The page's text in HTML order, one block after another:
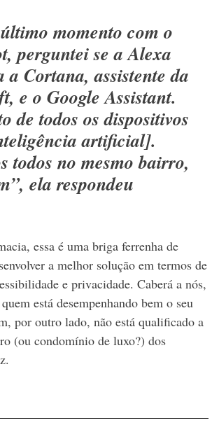
momento com o
perguntei se a Alexa
a Cortana, assistente da
e o Google Assistant.
de todos os dispositivos
artificial].
todos no mesmo bairro,
ela respondeu
essa é uma briga ferrenha de
a melhor solução em termos de
e privacidade. Caberá a nós,
está desempenhando bem o seu
por outro lado, não está qualificado a
(ou condomínio de luxo?) dos